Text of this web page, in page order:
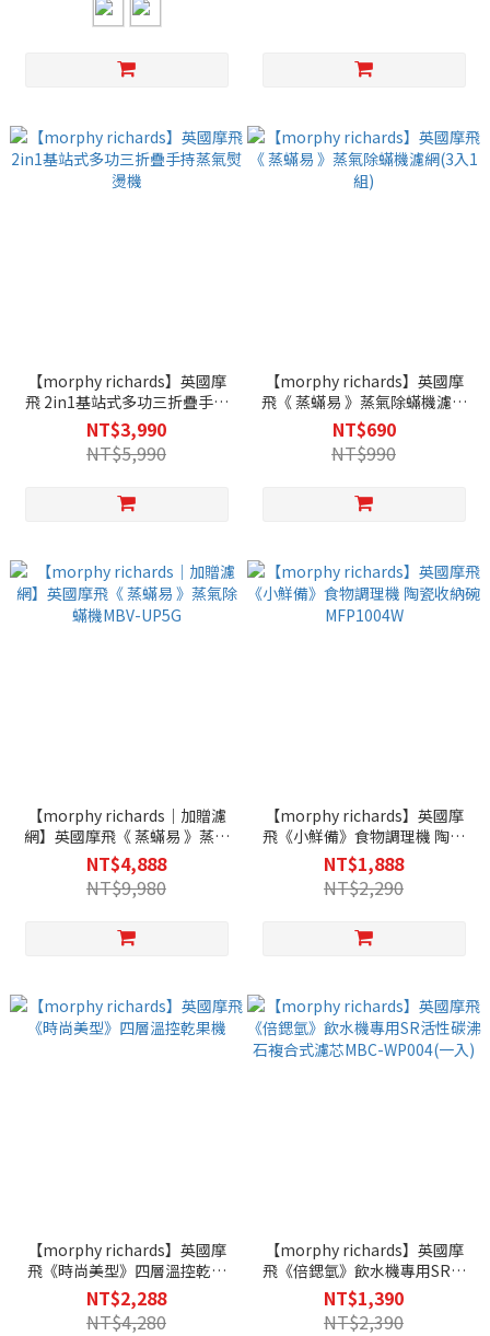
【morphy richards】英國摩
飛 2in1基站式多功三折疊手持
蒸氣熨燙機
NT$3,990
NT$5,990
【morphy richards】英國摩
飛《 蒸蟎易 》蒸氣除蟎機濾網
(3入1組)
NT$690
NT$990
【morphy richards｜加贈濾
網】英國摩飛《 蒸蟎易 》蒸氣
除蟎機MBV-UP5G
NT$4,888
NT$9,980
【morphy richards】英國摩
飛《小鮮備》食物調理機 陶瓷
收納碗 MFP1004W
NT$1,888
NT$2,290
【morphy richards】英國摩
飛《時尚美型》四層溫控乾果
機
NT$2,288
NT$4,280
【morphy richards】英國摩
飛《倍鍶氫》飲水機專用SR活
性碳沸石複合式濾芯MBC-
WP004(一入)
NT$1,390
NT$2,390